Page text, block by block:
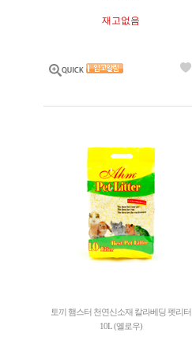
재고없음
토끼 햄스터 천연신소재 칼라베딩 펫리터
10L (옐로우)